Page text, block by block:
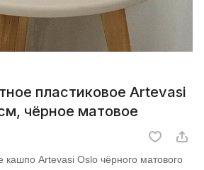
пластиковое Artevasi
чёрное матовое
кашпо Artevasi Oslo чёрного матового